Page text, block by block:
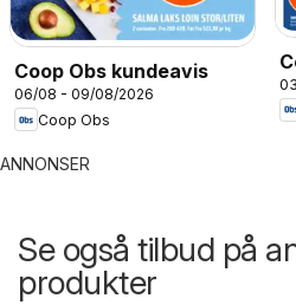
Coop Obs kundeavis
06/08 - 09/08/2026
Coop Obs
ANNONSER
Se også tilbud på
produkter